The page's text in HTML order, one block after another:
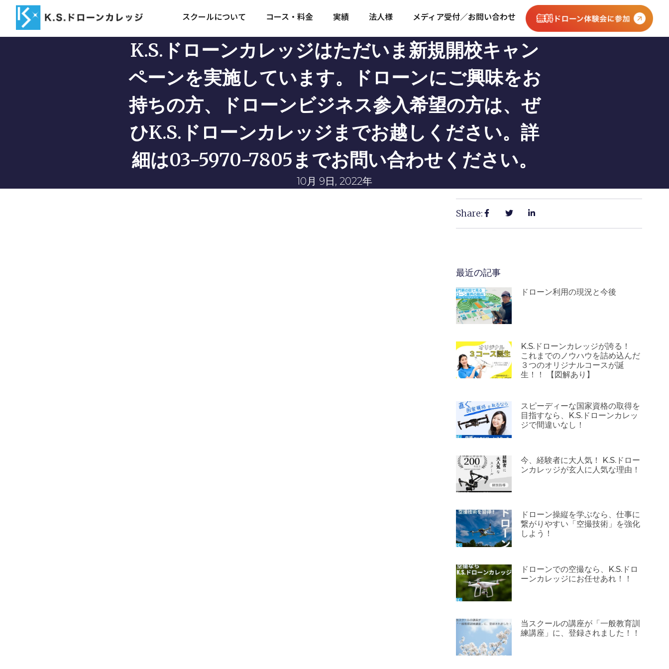
スクールについて コース・料金 実績 法人様 メディア受付／お問い合わせ
K.S.ドローンカレッジはただいま新規開校キャン
ペーンを実施しています。ドローンにご興味をお
持ちの方、ドローンビジネス参入希望の方は、ぜ
ひK.S.ドローンカレッジまでお越しください。詳
細は03-5970-7805までお問い合わせください。
10月 9日, 2022年
Share:
最近の記事
ドローン利用の現況と今後
K.S.ドローンカレッジが誇る！
これまでのノウハウを詰め込んだ
３つのオリジナルコースが誕
生！！ 【図解あり】
スピーディーな国家資格の取得を
目指すなら、K.S.ドローンカレッ
ジで間違いなし！
今、経験者に大人気！ K.S.ドロー
ンカレッジが玄人に人気な理由！
ドローン操縦を学ぶなら、仕事に
繋がりやすい「空撮技術」を強化
しよう！
ドローンでの空撮なら、K.S.ドロ
ーンカレッジにお任せあれ！！
当スクールの講座が「一般教育訓
練講座」に、登録されました！！